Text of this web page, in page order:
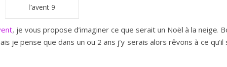
l’avent 9
, je vous propose d’imaginer ce que serait un Noël à la neige.
je pense que dans un ou 2 ans j’y serais alors rêvons à ce qu’il